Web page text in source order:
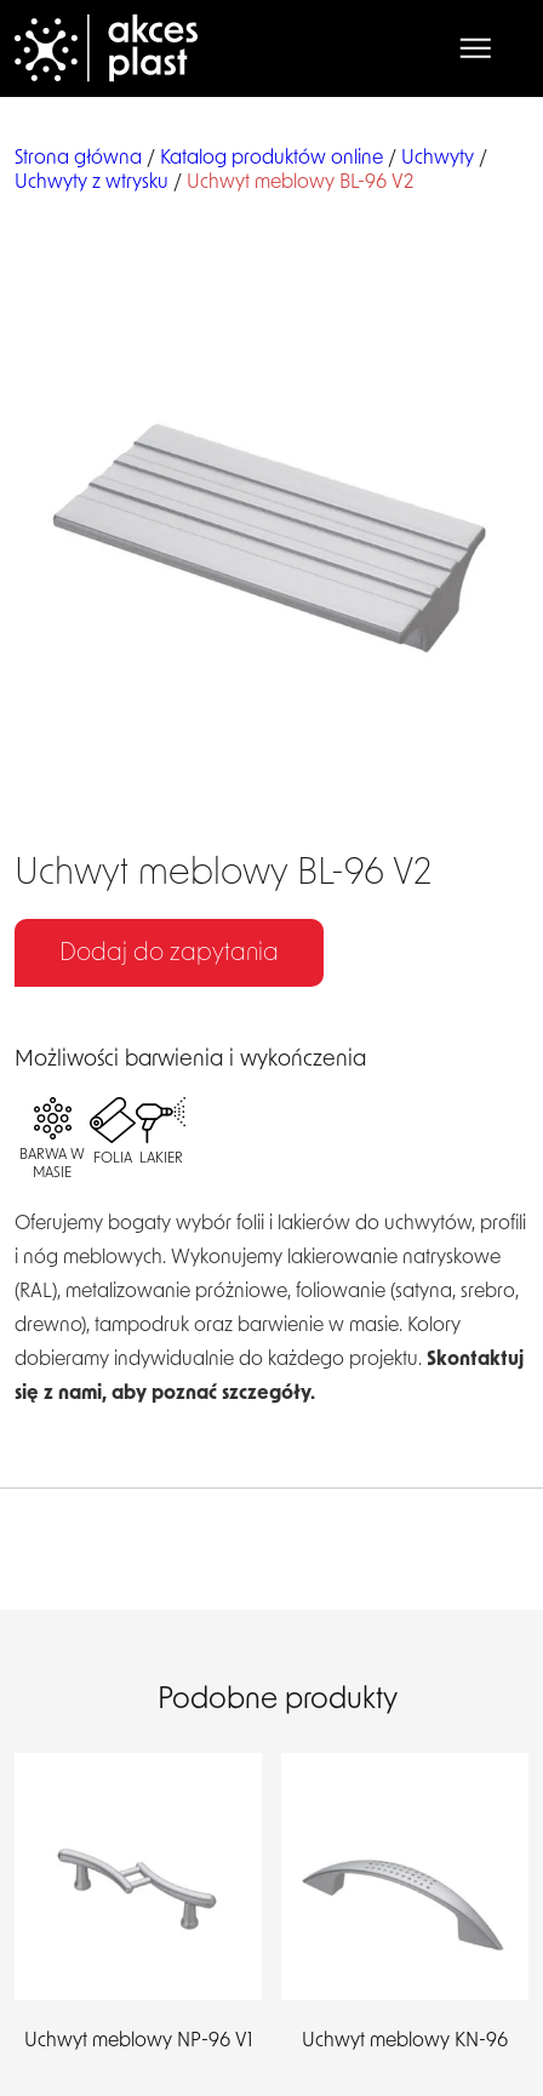
Kontakt
Katalog online
EN DE
Strona główna / Katalog produktów online / Uchwyty /
Uchwyty z wtrysku / Uchwyt meblowy BL-96 V2
Uchwyt meblowy BL-96 V2
Dodaj do zapytania
Możliwości barwienia i wykończenia
BARWA W
MASIE
FOLIA LAKIER
Oferujemy bogaty wybór folii i lakierów do uchwytów, profili
i nóg meblowych. Wykonujemy lakierowanie natryskowe
(RAL), metalizowanie próżniowe, foliowanie (satyna, srebro,
drewno), tampodruk oraz barwienie w masie. Kolory
dobieramy indywidualnie do każdego projektu. Skontaktuj
się z nami, aby poznać szczegóły.
Podobne produkty
Uchwyt meblowy NP-96 V1 Uchwyt meblowy KN-96